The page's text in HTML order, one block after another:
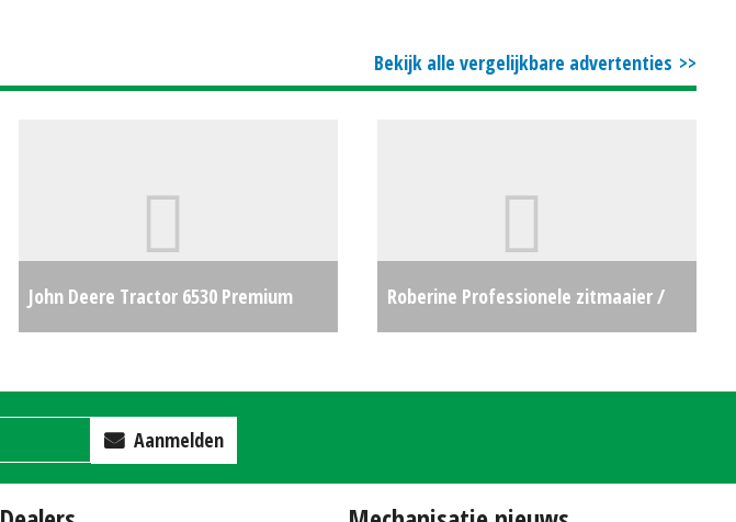
Bekijk alle vergelijkbare advertenties
John Deere Tractor 6530 Premium
Roberine Professionele zitmaaier /
Aanmelden